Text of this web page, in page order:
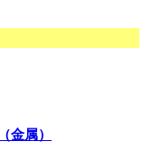
金属）